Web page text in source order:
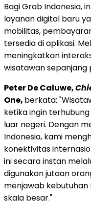
Bagi Grab Indonesia,
layanan digital baru
mobilitas,
tersedia di aplikasi.
meningkatkan
wisatawan sepanjang
Peter De Caluwe,
One, berkata:
ketika ingin
luar negeri. Dengan
Indonesia, kami
konektivitas
ini secara instan
digunakan jutaan
menjawab
skala besar."